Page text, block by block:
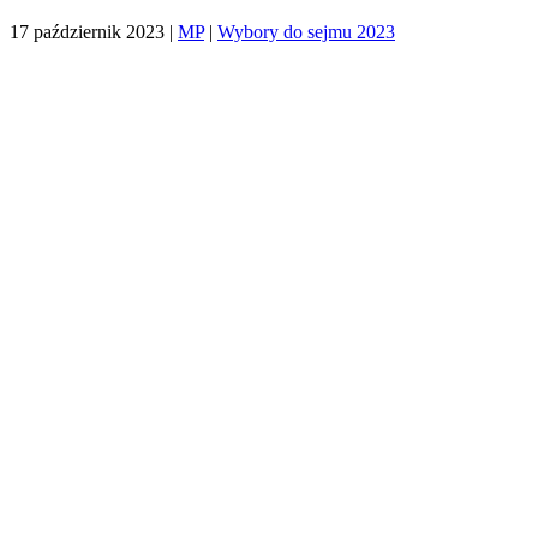
17 październik 2023 | MP| Wybory do sejmu 2023